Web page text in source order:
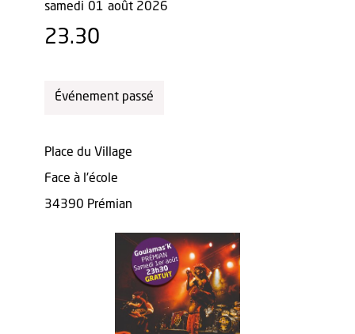
samedi 01 août 2026
23.30
Événement passé
Place du Village
Face à l'école
34390 Prémian